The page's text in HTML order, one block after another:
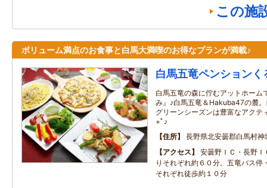
この施
ボリューム満点のお食事と白馬大満喫のお得なプランが満載♪
白馬五竜ペンションく
白馬五竜の森に佇むアットホーム
み』♪白馬五竜＆Hakuba47の麓
グリーンシーズンは豊富なアクテ
+ﾟ♪
住所
長野県北安曇郡白馬村
アクセス
安曇野ＩＣ・長野
りそれぞれ約６０分。五竜バス停
それぞれ徒歩約１０分